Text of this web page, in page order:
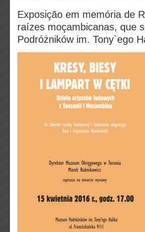
Exposição em memória de
raízes moçambicanas, que
Podróżników im. Tony`ego